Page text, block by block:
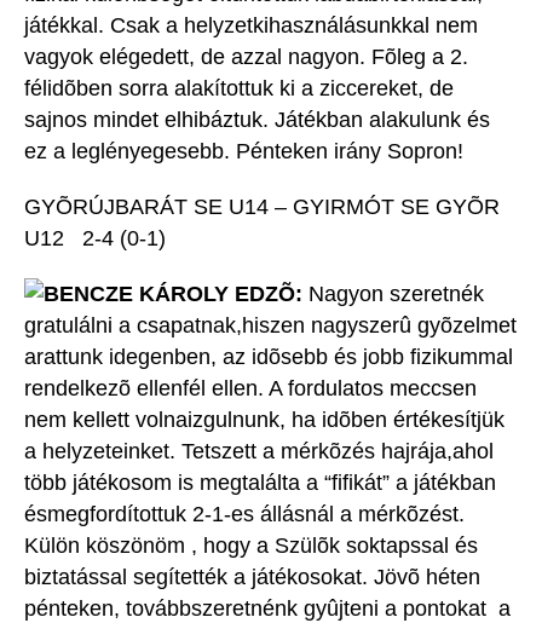
játékkal. Csak a helyzetkihasználásunkkal nem
vagyok elégedett, de azzal nagyon. Fõleg a 2.
félidõben sorra alakítottuk ki a ziccereket, de
sajnos mindet elhibáztuk. Játékban alakulunk és
ez a leglényegesebb. Pénteken irány Sopron!
GYÕRÚJBARÁT SE U14 – GYIRMÓT SE GYÕR
U12 2-4 (0-1)
BENCZE KÁROLY EDZÕ: Nagyon szeretnék
gratulálni a csapatnak,hiszen nagyszerû gyõzelmet
arattunk idegenben, az idõsebb és jobb fizikummal
rendelkezõ ellenfél ellen. A fordulatos meccsen
nem kellett volnaizgulnunk, ha idõben értékesítjük
a helyzeteinket. Tetszett a mérkõzés hajrája,ahol
több játékosom is megtalálta a “fifikát” a játékban
ésmegfordítottuk 2-1-es állásnál a mérkõzést.
Külön köszönöm , hogy a Szülõk soktapssal és
biztatással segítették a játékosokat. Jövõ héten
pénteken, továbbszeretnénk gyûjteni a pontokat a